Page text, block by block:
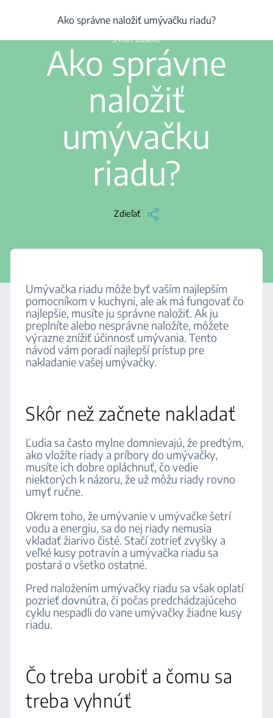
Výrobok Ako správne naložiť umývačku riadu?
3 min čítanie
Ako správne
naložiť
umývačku
riadu?
Zdieľať
Ako správne naložiť umývačku riadu?
Umývačka riadu môže byť vaším najlepším
pomocníkom v kuchyni, ale ak má fungovať čo
najlepšie, musíte ju správne naložiť. Ak ju
preplníte alebo nesprávne naložíte, môžete
výrazne znížiť účinnosť umývania. Tento
návod vám poradí najlepší prístup pre
nakladanie vašej umývačky.
Skôr než začnete nakladať
Ľudia sa často mylne domnievajú, že predtým,
ako vložíte riady a príbory do umývačky,
musíte ich dobre opláchnuť, čo vedie
niektorých k názoru, že už môžu riady rovno
umyť ručne.
Okrem toho, že umývanie v umývačke šetrí
vodu a energiu, sa do nej riady nemusia
vkladať žiarivo čisté. Stačí zotrieť zvyšky a
veľké kusy potravín a umývačka riadu sa
postará o všetko ostatné.
Pred naložením umývačky riadu sa však oplatí
pozrieť dovnútra, či počas predchádzajúceho
cyklu nespadli do vane umývačky žiadne kusy
riadu.
Čo treba urobiť a čomu sa
treba vyhnúť